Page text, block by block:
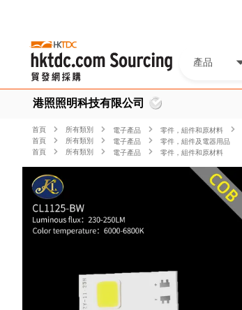
產品
港照照明科技有限公司
首頁 所有類別 電子產品 零件，組件和原材料
首頁
所有類別 電子產品
零件，組件及電器用品
首頁
所有類別 電子產品 零件，組件和原材料